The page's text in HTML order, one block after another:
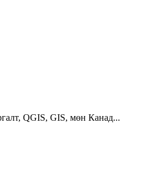
QGIS, GIS, мөн Канад...